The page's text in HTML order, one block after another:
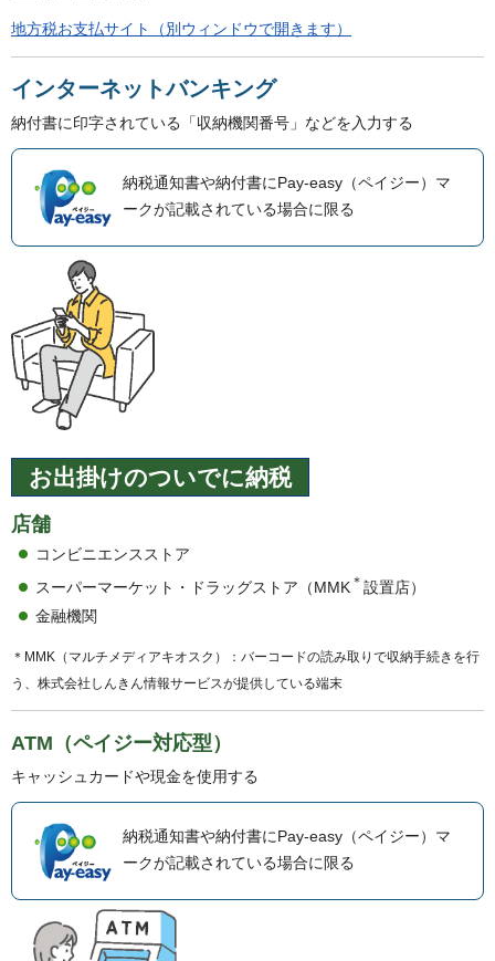
地方税お支払サイト（別ウィンドウで開きます）
インターネットバンキング
納付書に印字されている「収納機関番号」などを入力する
納税通知書や納付書にPay-easy（ペイジー）マ
ークが記載されている場合に限る
お出掛けのついでに納税
店舗
コンビニエンスストア
スーパーマーケット・ドラッグストア（MMK ＊ 設置店）
金融機関
＊MMK（マルチメディアキオスク）：バーコードの読み取りで収納手続きを行
う、株式会社しんきん情報サービスが提供している端末
ATM（ペイジー対応型）
キャッシュカードや現金を使用する
納税通知書や納付書にPay-easy（ペイジー）マ
ークが記載されている場合に限る